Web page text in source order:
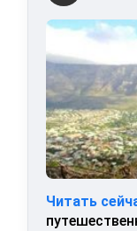
Читать